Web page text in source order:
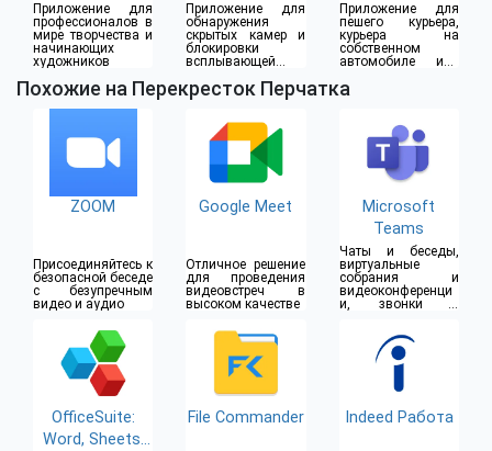
Приложение для
профессионалов в
мире творчества и
начинающих
художников
Приложение для
обнаружения
скрытых камер и
блокировки
всплывающей
Приложение для
пешего курьера,
курьера на
собственном
автомобиле или
Похожие на Перекресток Перчатка
ZOOM
Присоединяйтесь к
безопасной беседе
с безупречным
видео и аудио
Google Meet
Отличное решение
для проведения
видеовстреч в
высоком качестве
Microsoft
Teams
Чаты и беседы,
виртуальные
собрания и
видеоконференци
и, звонки и
OfficeSuite:
Word, Sheets,
File Commander Indeed Работа